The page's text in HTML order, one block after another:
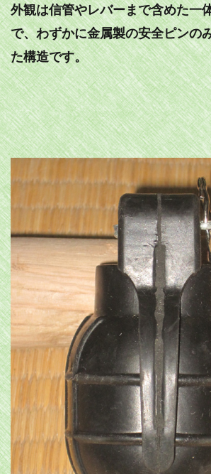
外観は信管やレバーまで含めた一
で、わずかに金属製の安全ピンの
た構造です。